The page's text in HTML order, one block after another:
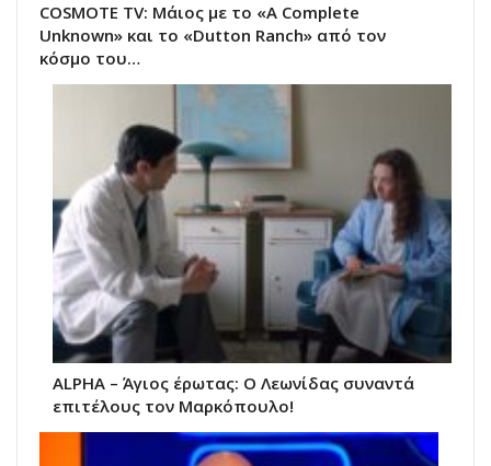
COSMOTE TV: Μάιος με το «A Complete
Unknown» και το «Dutton Ranch» από τον
κόσμο του…
ALPHA – Άγιος έρωτας: Ο Λεωνίδας συναντά
επιτέλους τον Μαρκόπουλο!